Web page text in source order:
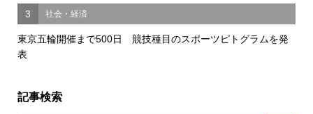
3 社会・経済
東京五輪開催まで500日 競技種目のスポーツピトグラムを発
表
記事検索